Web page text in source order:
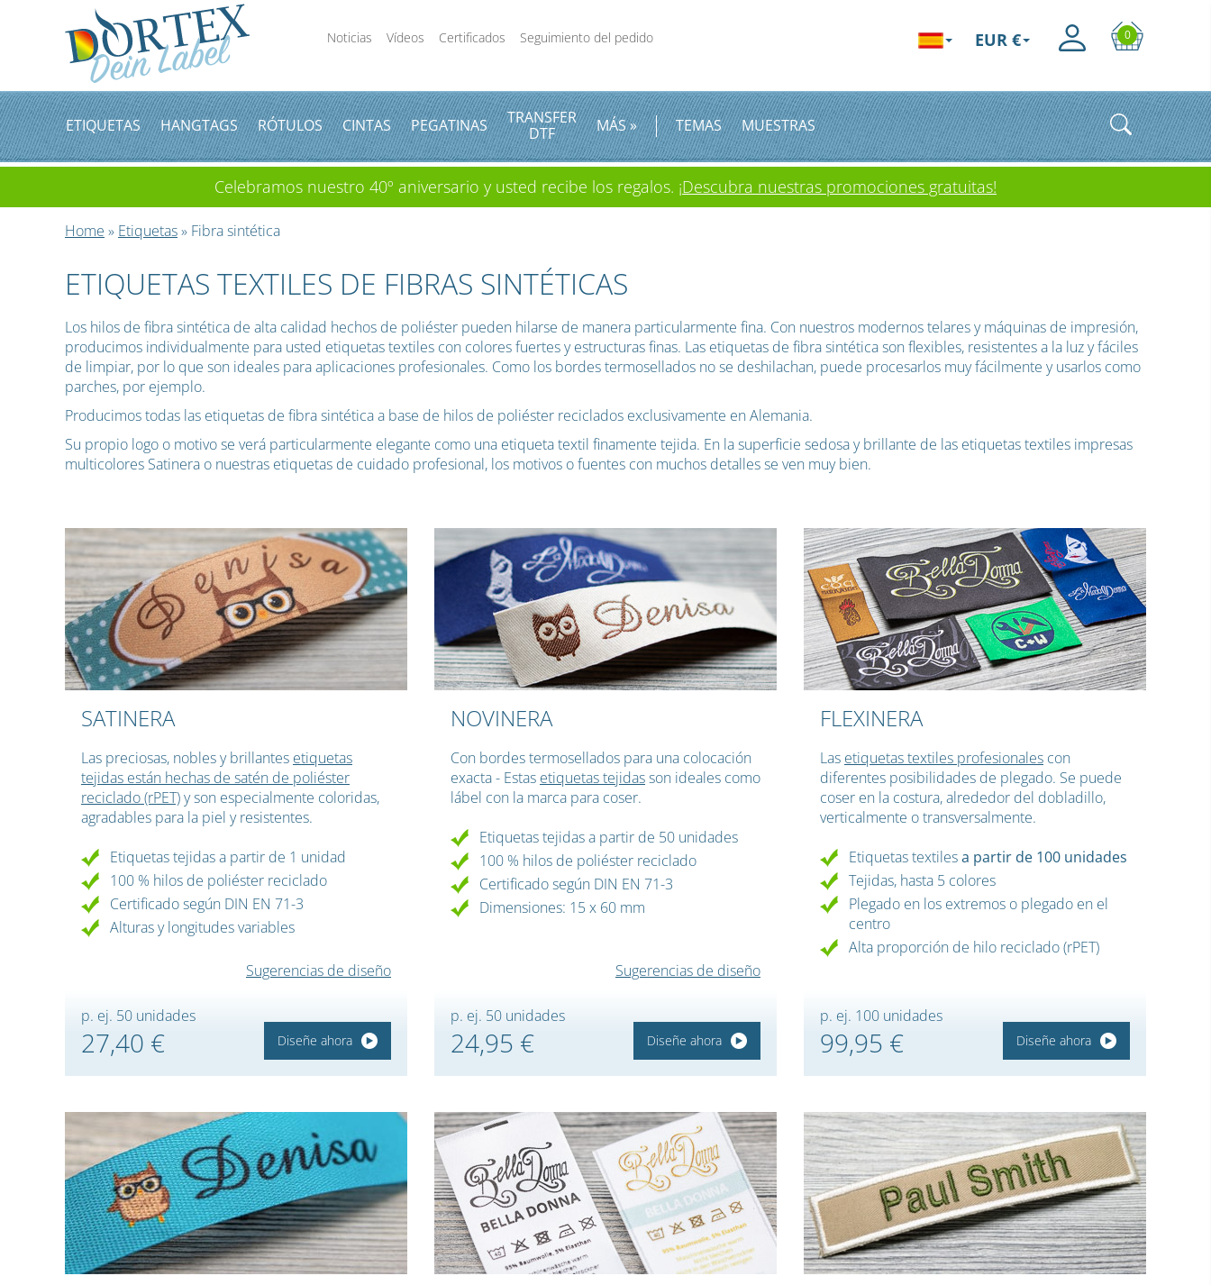
Noticias Vídeos Certificados Seguimiento del pedido 0
EUR €
ETIQUETAS HANGTAGS RÓTULOS CINTAS PEGATINAS
TRANSFER
DTF
MÁS » TEMAS MUESTRAS
Celebramos nuestro 40º aniversario y usted recibe los regalos. ¡Descubra nuestras promociones gratuitas!
Home » Etiquetas» Fibra sintética
ETIQUETAS TEXTILES DE FIBRAS SINTÉTICAS
Los hilos de fibra sintética de alta calidad hechos de poliéster pueden hilarse de manera particularmente fina. Con nuestros modernos telares y máquinas de impresión,
producimos individualmente para usted etiquetas textiles con colores fuertes y estructuras finas. Las etiquetas de fibra sintética son flexibles, resistentes a la luz y fáciles
de limpiar, por lo que son ideales para aplicaciones profesionales. Como los bordes termosellados no se deshilachan, puede procesarlos muy fácilmente y usarlos como
parches, por ejemplo.
Producimos todas las etiquetas de fibra sintética a base de hilos de poliéster reciclados exclusivamente en Alemania.
Su propio logo o motivo se verá particularmente elegante como una etiqueta textil finamente tejida. En la superficie sedosa y brillante de las etiquetas textiles impresas
multicolores Satinera o nuestras etiquetas de cuidado profesional, los motivos o fuentes con muchos detalles se ven muy bien.
SATINERA
Las preciosas, nobles y brillantes etiquetas
tejidas están hechas de satén de poliéster
reciclado (rPET)y son especialmente coloridas,
agradables para la piel y resistentes.
Etiquetas tejidas a partir de 1 unidad
100 % hilos de poliéster reciclado
Certificado según DIN EN 71-3
Alturas y longitudes variables
Sugerencias de diseño
p. ej. 50 unidades
27,40 € Diseñe ahora
NOVINERA
Con bordes termosellados para una colocación
exacta - Estas etiquetas tejidasson ideales como
lábel con la marca para coser.
Etiquetas tejidas a partir de 50 unidades
100 % hilos de poliéster reciclado
Certificado según DIN EN 71-3
Dimensiones: 15 x 60 mm
Sugerencias de diseño
p. ej. 50 unidades
24,95 € Diseñe ahora
FLEXINERA
Las etiquetas textiles profesionales con
diferentes posibilidades de plegado. Se puede
coser en la costura, alrededor del dobladillo,
verticalmente o transversalmente.
Etiquetas textilesa partir de 100 unidades
Tejidas, hasta 5 colores
Plegado en los extremos o plegado en el
centro
Alta proporción de hilo reciclado (rPET)
p. ej. 100 unidades
99,95 € Diseñe ahora